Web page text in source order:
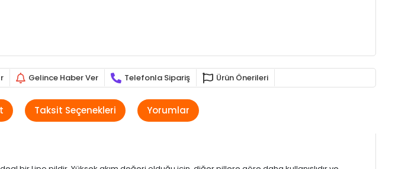
Gelince Haber Ver Telefonla Sipariş Ürün Önerileri
Taksit Seçenekleri Yorumlar